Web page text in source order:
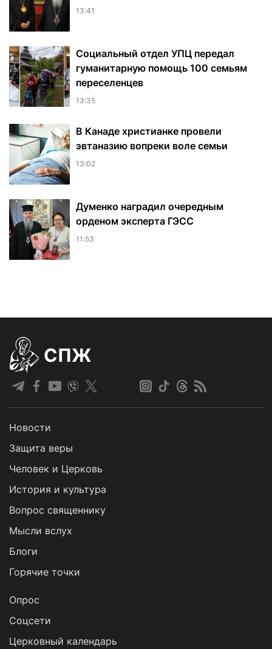
13:41
Социальный отдел УПЦ передал
гуманитарную помощь 100 семьям
переселенцев
13:35
В Канаде христианке провели
эвтаназию вопреки воле семьи
13:02
Думенко наградил очередным
орденом эксперта ГЭСС
11:53
СПЖ
Новости
Защита веры
Человек и Церковь
История и культура
Вопрос священнику
Мысли вслух
Блоги
Горячие точки
Опрос
Cоцсети
Церковный календарь